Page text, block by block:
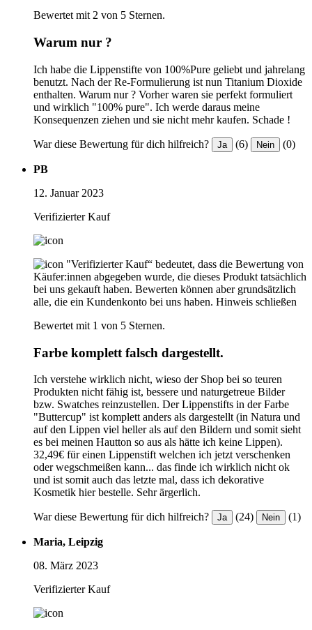
Bewertet mit 2 von 5 Sternen.
Warum nur ?
Ich habe die Lippenstifte von 100%Pure geliebt und jahrelang
benutzt. Nach der Re-Formulierung ist nun Titanium Dioxide
enthalten. Warum nur ? Vorher waren sie perfekt formuliert
und wirklich "100% pure". Ich werde daraus meine
Konsequenzen ziehen und sie nicht mehr kaufen. Schade !
War diese Bewertung für dich hilfreich? Ja (6) Nein (0)
PB
12. Januar 2023
Verifizierter Kauf
"Verifizierter Kauf“ bedeutet, dass die Bewertung von
Käufer:innen abgegeben wurde, die dieses Produkt tatsächlich
bei uns gekauft haben. Bewerten können aber grundsätzlich
alle, die ein Kundenkonto bei uns haben. Hinweis schließen
Bewertet mit 1 von 5 Sternen.
Farbe komplett falsch dargestellt.
Ich verstehe wirklich nicht, wieso der Shop bei so teuren
Produkten nicht fähig ist, bessere und naturgetreue Bilder
bzw. Swatches reinzustellen. Der Lippenstifts in der Farbe
"Buttercup" ist komplett anders als dargestellt (in Natura und
auf den Lippen viel heller als auf den Bildern und somit sieht
es bei meinen Hautton so aus als hätte ich keine Lippen).
32,49€ für einen Lippenstift welchen ich jetzt verschenken
oder wegschmeißen kann... das finde ich wirklich nicht ok
und ist somit auch das letzte mal, dass ich dekorative
Kosmetik hier bestelle. Sehr ärgerlich.
War diese Bewertung für dich hilfreich? Ja (24) Nein (1)
Maria, Leipzig
08. März 2023
Verifizierter Kauf